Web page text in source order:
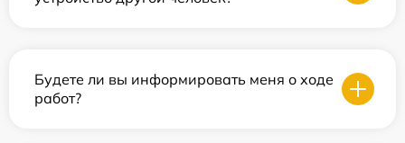
Будете ли вы информировать меня о ходе
работ?